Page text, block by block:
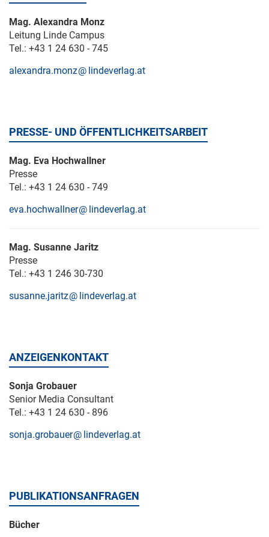
Mag. Alexandra Monz
Leitung Linde Campus
Tel.: +43 1 24 630 - 745
alexandra.monz
lindeverlag.at
PRESSE- UND ÖFFENTLICHKEITSARBEIT
Mag. Eva Hochwallner
Presse
Tel.: +43 1 24 630 - 749
eva.hochwallner
lindeverlag.at
Mag. Susanne Jaritz
Presse
Tel.: +43 1 246 30-730
susanne.jaritz
lindeverlag.at
ANZEIGENKONTAKT
Sonja Grobauer
Senior Media Consultant
Tel.: +43 1 24 630 - 896
sonja.grobauer
lindeverlag.at
PUBLIKATIONSANFRAGEN
Bücher